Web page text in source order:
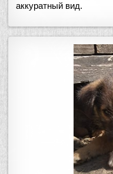
аккуратный вид.